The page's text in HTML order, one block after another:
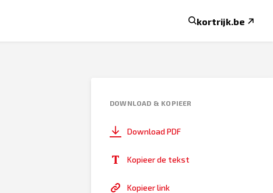
kortrijk.be
DOWNLOAD & KOPIEER
Download PDF
Kopieer de tekst
Kopieer link